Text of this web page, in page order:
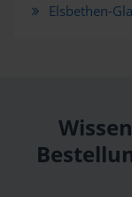
Elsbethen-